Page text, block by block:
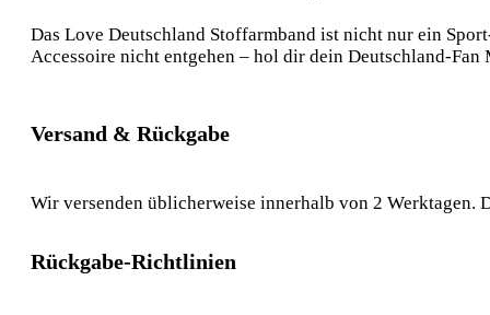
Das Love Deutschland Stoffarmband ist nicht nur ein
Accessoire nicht entgehen – hol dir dein Deutschland-
Versand & Rückgabe
Wir versenden üblicherweise innerhalb von 2 Werktagen.
Rückgabe-Richtlinien